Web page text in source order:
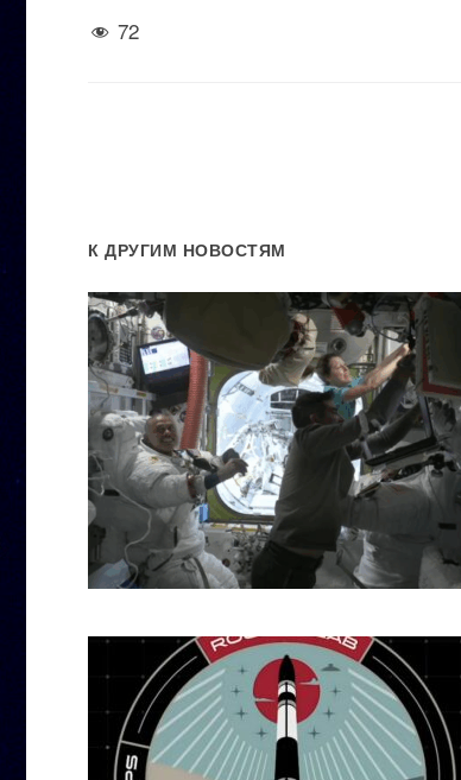
72
К ДРУГИМ НОВОСТЯМ